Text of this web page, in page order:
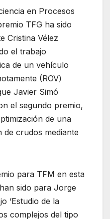
en Procesos
TFG ha sido
Cristina Vélez
el trabajo
de un vehículo
(ROV)
Javier Simó
el segundo premio,
de una
crudos mediante
para TFM en esta
sido para Jorge
‘Estudio de la
complejos del tipo